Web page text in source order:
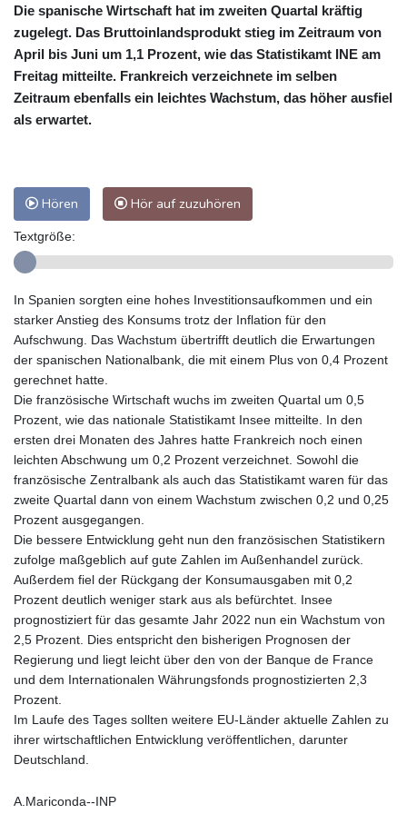
Die spanische Wirtschaft hat im zweiten Quartal kräftig
zugelegt. Das Bruttoinlandsprodukt stieg im Zeitraum von
April bis Juni um 1,1 Prozent, wie das Statistikamt INE am
Freitag mitteilte. Frankreich verzeichnete im selben
Zeitraum ebenfalls ein leichtes Wachstum, das höher ausfiel
als erwartet.
Hören Hör auf zuzuhören
Textgröße:
In Spanien sorgten eine hohes Investitionsaufkommen und ein
starker Anstieg des Konsums trotz der Inflation für den
Aufschwung. Das Wachstum übertrifft deutlich die Erwartungen
der spanischen Nationalbank, die mit einem Plus von 0,4 Prozent
gerechnet hatte.
Die französische Wirtschaft wuchs im zweiten Quartal um 0,5
Prozent, wie das nationale Statistikamt Insee mitteilte. In den
ersten drei Monaten des Jahres hatte Frankreich noch einen
leichten Abschwung um 0,2 Prozent verzeichnet. Sowohl die
französische Zentralbank als auch das Statistikamt waren für das
zweite Quartal dann von einem Wachstum zwischen 0,2 und 0,25
Prozent ausgegangen.
Die bessere Entwicklung geht nun den französischen Statistikern
zufolge maßgeblich auf gute Zahlen im Außenhandel zurück.
Außerdem fiel der Rückgang der Konsumausgaben mit 0,2
Prozent deutlich weniger stark aus als befürchtet. Insee
prognostiziert für das gesamte Jahr 2022 nun ein Wachstum von
2,5 Prozent. Dies entspricht den bisherigen Prognosen der
Regierung und liegt leicht über den von der Banque de France
und dem Internationalen Währungsfonds prognostizierten 2,3
Prozent.
Im Laufe des Tages sollten weitere EU-Länder aktuelle Zahlen zu
ihrer wirtschaftlichen Entwicklung veröffentlichen, darunter
Deutschland.
A.Mariconda--INP